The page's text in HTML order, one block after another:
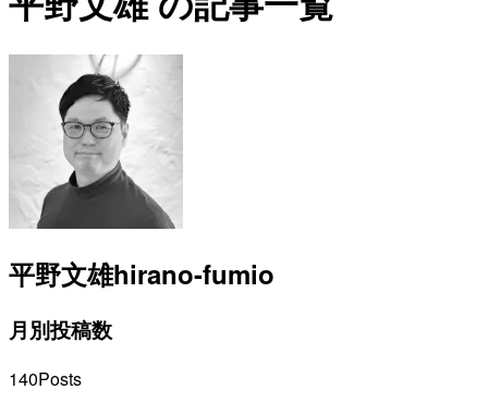
平野文雄hirano-fumio
月別投稿数
140Posts